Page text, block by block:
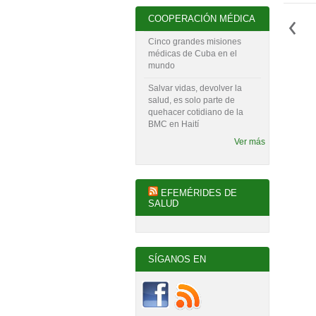
COOPERACIÓN MÉDICA
Cinco grandes misiones
médicas de Cuba en el
mundo
Salvar vidas, devolver la
salud, es solo parte de
quehacer cotidiano de la
BMC en Haití
Ver más
EFEMÉRIDES DE
SALUD
SÍGANOS EN